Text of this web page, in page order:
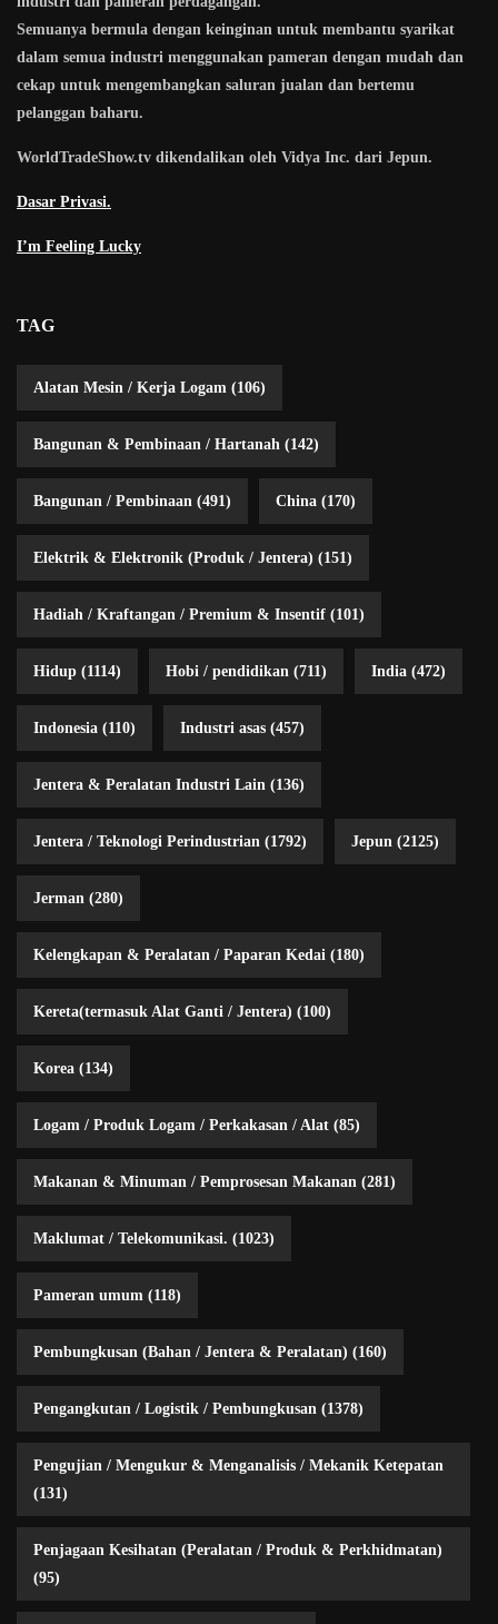
Semuanya bermula dengan keinginan untuk membantu syarikat
dalam semua industri menggunakan pameran dengan mudah dan
cekap untuk mengembangkan saluran jualan dan bertemu
pelanggan baharu.
WorldTradeShow.tv dikendalikan oleh Vidya Inc. dari Jepun.
Dasar Privasi.
I’m Feeling Lucky
TAG
Alatan Mesin / Kerja Logam (106)
Bangunan & Pembinaan / Hartanah (142)
Bangunan / Pembinaan (491) China (170)
Elektrik & Elektronik (Produk / Jentera) (151)
Hadiah / Kraftangan / Premium & Insentif (101)
Hidup (1114) Hobi / pendidikan (711) India (472)
Indonesia (110) Industri asas (457)
Jentera & Peralatan Industri Lain (136)
Jentera / Teknologi Perindustrian (1792) Jepun (2125)
Jerman (280)
Kelengkapan & Peralatan / Paparan Kedai (180)
Kereta(termasuk Alat Ganti / Jentera) (100)
Korea (134)
Logam / Produk Logam / Perkakasan / Alat (85)
Makanan & Minuman / Pemprosesan Makanan (281)
Maklumat / Telekomunikasi. (1023)
Pameran umum (118)
Pembungkusan (Bahan / Jentera & Peralatan) (160)
Pengangkutan / Logistik / Pembungkusan (1378)
Pengujian / Mengukur & Menganalisis / Mekanik Ketepatan
(131)
Penjagaan Kesihatan (Peralatan / Produk & Perkhidmatan)
(95)